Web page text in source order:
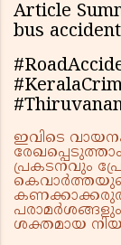
Article
bus
ഇവിടെ
പ്രകടനവും
ശക്തമായ